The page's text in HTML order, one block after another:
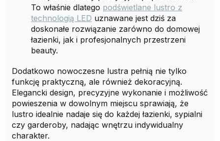
To właśnie dlatego podświetlane lustro z
technologią LED uznawane jest dziś za
doskonałe rozwiązanie zarówno do domowej
łazienki, jak i profesjonalnych przestrzeni
beauty.
Dodatkowo nowoczesne lustra pełnią nie tylko
funkcję praktyczną, ale również dekoracyjną.
Elegancki design, precyzyjne wykonanie i możliwość
powieszenia w dowolnym miejscu sprawiają, że
lustro idealnie nadaje się do każdej łazienki, sypialni
czy garderoby, nadając wnętrzu indywidualny
charakter.